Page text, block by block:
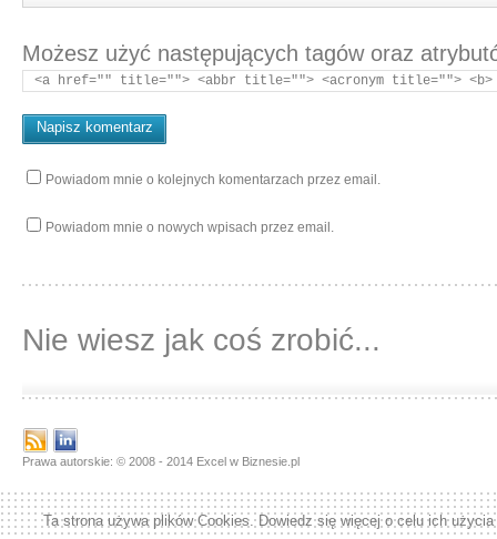
Możesz użyć następujących tagów oraz
<a href="" title=""> <abbr title=""> <acronym title="">
Powiadom mnie o kolejnych komentarzach przez email.
Powiadom mnie o nowych wpisach przez email.
Nie wiesz jak coś zrobić...
Prawa autorskie: © 2008 - 2014 Excel w Biznesie.pl
Ta strona używa plików Cookies. Dowiedz się więcej o celu ich